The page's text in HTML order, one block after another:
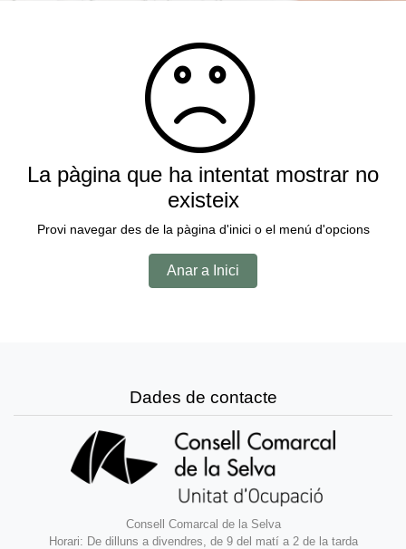
La pàgina que ha intentat mostrar no
existeix
Provi navegar des de la pàgina d'inici o el menú d'opcions
Anar a Inici
Dades de contacte
Consell Comarcal de la Selva
Horari: De dilluns a divendres, de 9 del matí a 2 de la tarda